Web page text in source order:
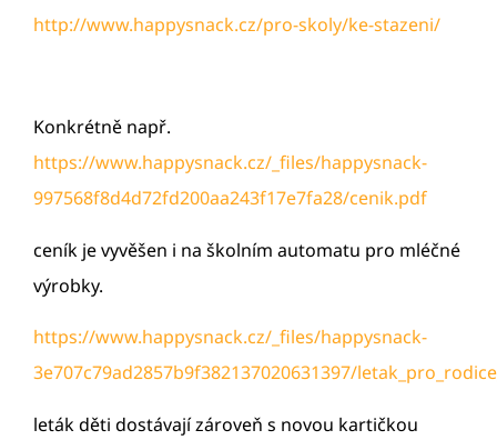
http://www.happysnack.cz/pro-skoly/ke-stazeni/
Konkrétně např.
https://www.happysnack.cz/_files/happysnack-
997568f8d4d72fd200aa243f17e7fa28/cenik.pdf
ceník je vyvěšen i na školním automatu pro mléčné
výrobky.
https://www.happysnack.cz/_files/happysnack-
3e707c79ad2857b9f382137020631397/
leták děti dostávají zároveň s novou kartičkou